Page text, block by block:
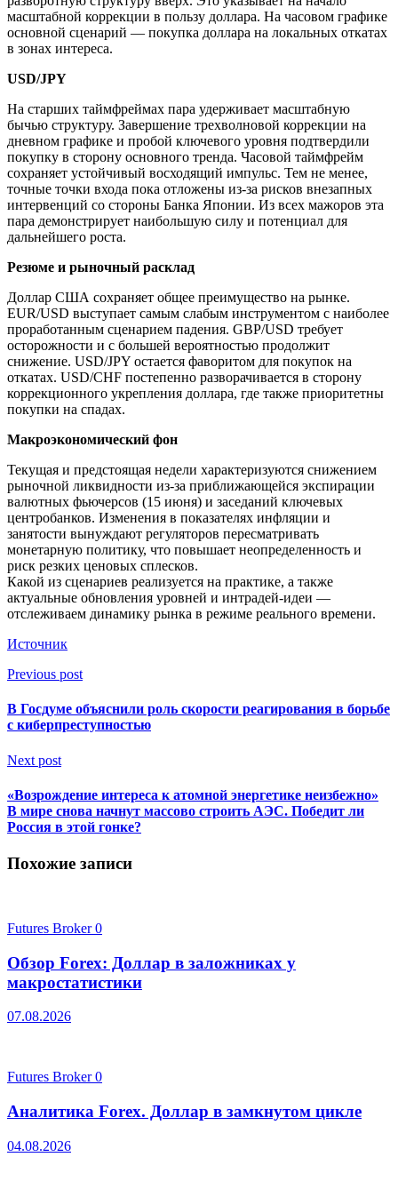
масштабной коррекции в пользу доллара. На часовом графике
основной сценарий — покупка доллара на локальных откатах
в зонах интереса.
USD/JPY
На старших таймфреймах пара удерживает масштабную
бычью структуру. Завершение трехволновой коррекции на
дневном графике и пробой ключевого уровня подтвердили
покупку в сторону основного тренда. Часовой таймфрейм
сохраняет устойчивый восходящий импульс. Тем не менее,
точные точки входа пока отложены из-за рисков внезапных
интервенций со стороны Банка Японии. Из всех мажоров эта
пара демонстрирует наибольшую силу и потенциал для
дальнейшего роста.
Резюме и рыночный расклад
Доллар США сохраняет общее преимущество на рынке.
EUR/USD выступает самым слабым инструментом с наиболее
проработанным сценарием падения. GBP/USD требует
осторожности и с большей вероятностью продолжит
снижение. USD/JPY остается фаворитом для покупок на
откатах. USD/CHF постепенно разворачивается в сторону
коррекционного укрепления доллара, где также приоритетны
покупки на спадах.
Макроэкономический фон
Текущая и предстоящая недели характеризуются снижением
рыночной ликвидности из-за приближающейся экспирации
валютных фьючерсов (15 июня) и заседаний ключевых
центробанков. Изменения в показателях инфляции и
занятости вынуждают регуляторов пересматривать
монетарную политику, что повышает неопределенность и
риск резких ценовых сплесков.
Какой из сценариев реализуется на практике, а также
актуальные обновления уровней и интрадей-идеи —
отслеживаем динамику рынка в режиме реального времени.
Источник
Previous post
В Госдуме объяснили роль скорости реагирования в борьбе
с киберпреступностью
Next post
«Возрождение интереса к атомной энергетике неизбежно»
В мире снова начнут массово строить АЭС. Победит ли
Россия в этой гонке?
Похожие записи
Futures Broker0
Обзор Forex: Доллар в заложниках у
макростатистики
07.08.2026
Futures Broker0
Аналитика Forex. Доллар в замкнутом цикле
04.08.2026